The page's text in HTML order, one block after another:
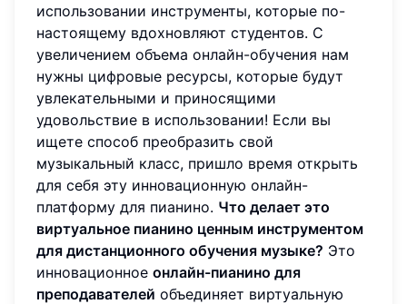
использовании инструменты, которые по-
настоящему вдохновляют студентов. С
увеличением объема онлайн-обучения нам
нужны цифровые ресурсы, которые будут
увлекательными и приносящими
удовольствие в использовании! Если вы
ищете способ преобразить свой
музыкальный класс, пришло время открыть
для себя эту инновационную онлайн-
платформу для пианино. Что делает это
виртуальное пианино ценным инструментом
для дистанционного обучения музыке? Это
инновационное онлайн-пианино для
преподавателей объединяет виртуальную